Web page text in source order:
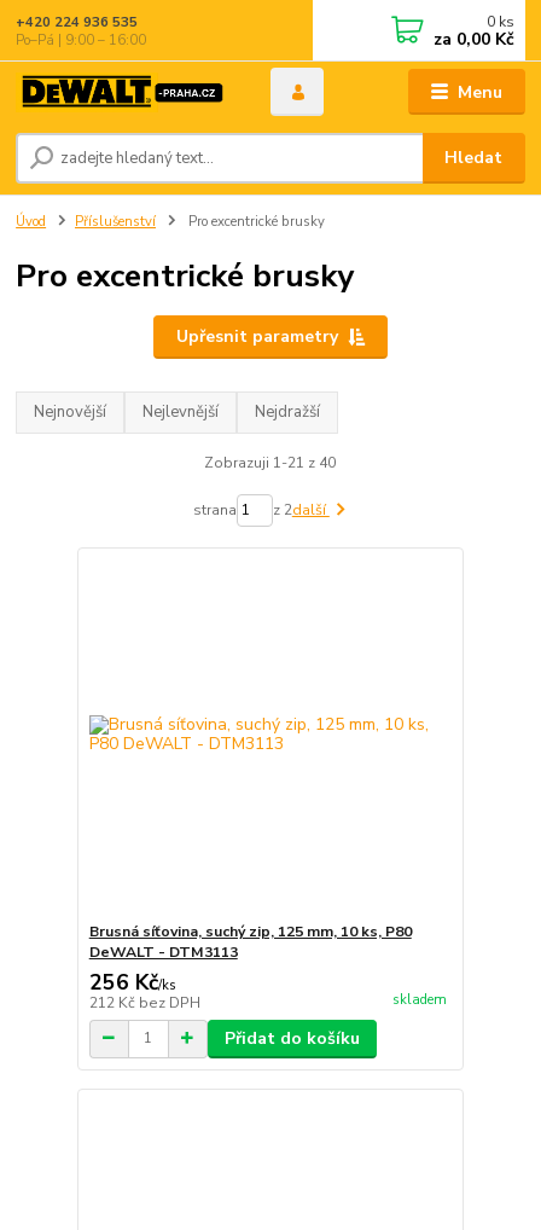
Menu
Hledat
+420 224 936 535
Po–Pá | 9:00 – 16:00
0 ks
za 0,00 Kč
Úvod Příslušenství Pro excentrické brusky
Pro excentrické brusky
Upřesnit parametry
Nejnovější Nejlevnější Nejdražší
Zobrazuji 1-21 z 40
strana z 2další
Brusná síťovina, suchý zip, 125 mm, 10 ks, P80
DeWALT - DTM3113
256 Kč/ks
212 Kč bez DPH skladem
Přidat do košíku